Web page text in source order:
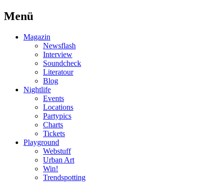
Menü
Magazin
Newsflash
Interview
Soundcheck
Literatour
Blog
Nightlife
Events
Locations
Partypics
Charts
Tickets
Playground
Webstuff
Urban Art
Win!
Trendspotting